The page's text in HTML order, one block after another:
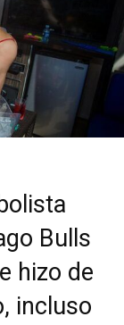
Bulls
hizo de
incluso